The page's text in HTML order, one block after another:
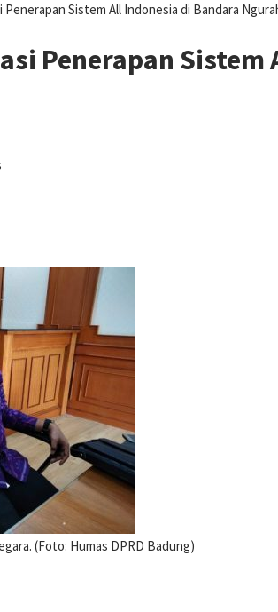
Penerapan Sistem All Indonesia di Bandara
Penerapan
(Foto: Humas DPRD Badung)